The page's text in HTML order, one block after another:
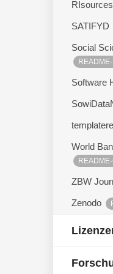
RIsources
SATIFYD
Social
Software
World
ZBW
Zenodo